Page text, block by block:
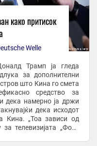
како притисок
Welle
Трамп ја гледа
за дополнителни
што Кина го смета
средство за
дека намерно ја држи
дека исходот
Кина. „Тоа зависи од
телевизијата „Фокс